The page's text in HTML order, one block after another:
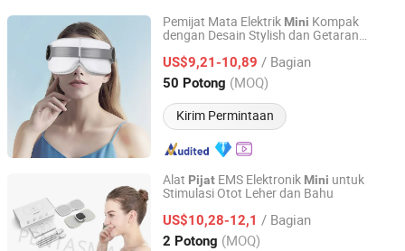
Pemijat Mata Elektrik Mini Kompak
dengan Desain Stylish dan Getaran
US$9,21-10,89 / Bagian
50 Potong (MOQ)
Kirim Permintaan
Chenfeng Future (Fu'an) Technology Co., Ltd.
Fujian, China Harga mulai 2025
Alat Pijat EMS Elektronik Mini untuk
Stimulasi Otot Leher dan Bahu
US$10,28-12,1 / Bagian
2 Potong (MOQ)
Shenzhen Pentasmart Technology Co., Ltd
Guangdong, China Harga mulai 2023